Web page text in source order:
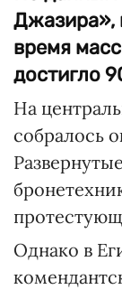
Джазира»,
время
достигло
На
собралось
Однако в